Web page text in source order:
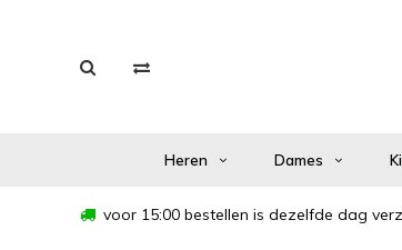
Heren Dames
voor 15:00 bestellen is dezelfde dag